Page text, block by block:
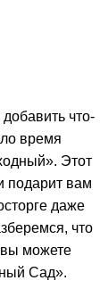
что-
время
Этот
подарит вам
даже
что
вы можете
Сад».